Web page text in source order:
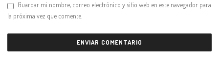
Guardar mi nombre, correo electrónico y sitio web en este navegador para
la próxima vez que comente.